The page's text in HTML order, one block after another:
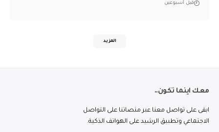
قبل أسبوعين
المزيد
معك اينما تكون..
ابقى على تواصل معنا عبر منصاتنا على التواصل
الاجتماعي وتطبيق الرشيد على الهواتف الذكية.